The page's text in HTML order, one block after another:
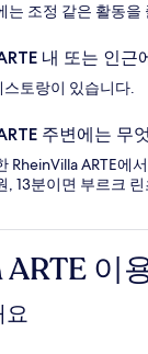
는 조정 같은 활동을
내 또는 인
스토랑이 있습니다.
주변에는 무
RheinVilla ARTE에
, 13분이면 부르크
이
요